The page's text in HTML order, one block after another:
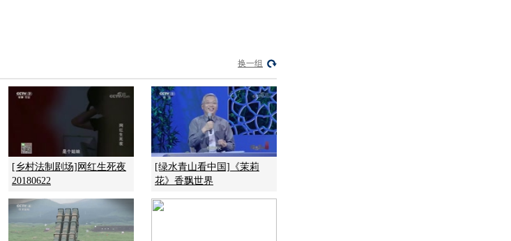
换一组
[乡村法制剧场]网红生死夜
20180622
[绿水青山看中国]《茉莉
花》香飘世界